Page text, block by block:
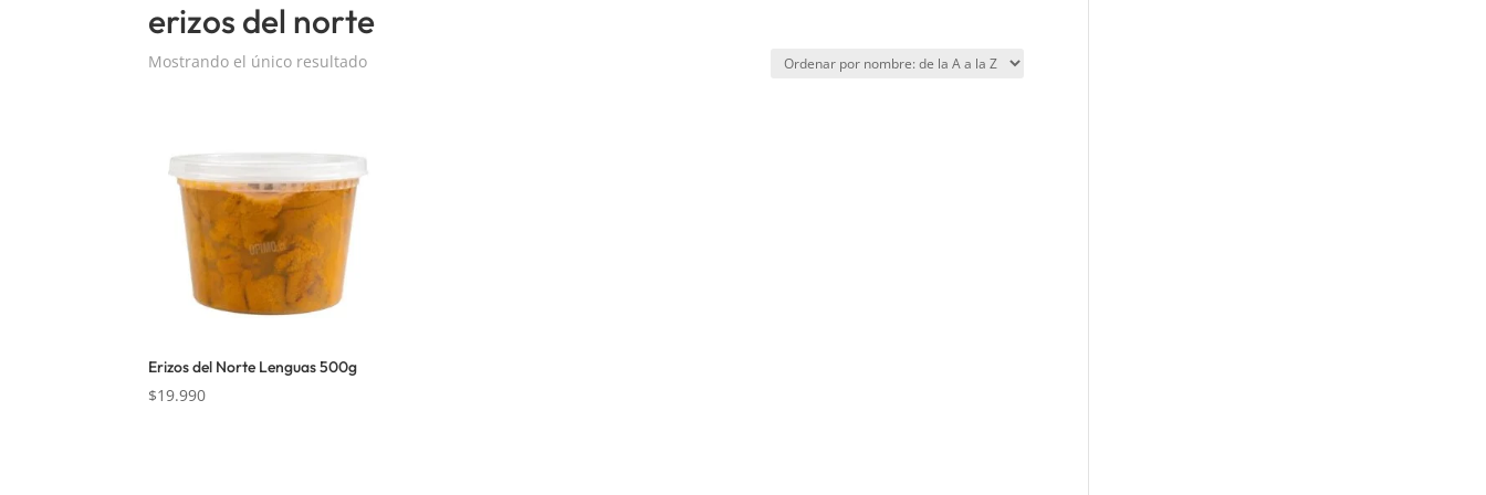
erizos del norte
Mostrando el único resultado
Erizos del Norte Lenguas 500g
$19.990